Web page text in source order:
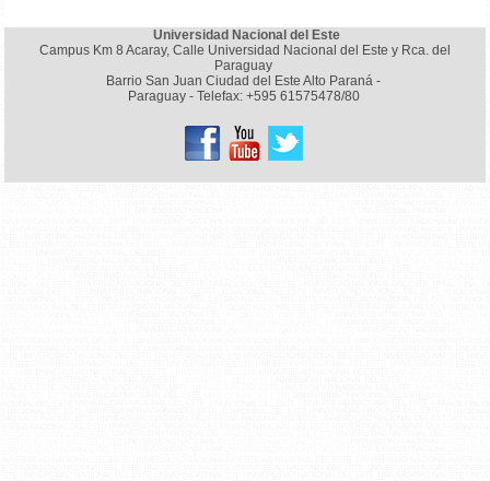
Universidad Nacional del Este
Campus Km 8 Acaray, Calle Universidad Nacional del Este y Rca. del
Paraguay
Barrio San Juan Ciudad del Este Alto Paraná -
Paraguay - Telefax: +595 61575478/80